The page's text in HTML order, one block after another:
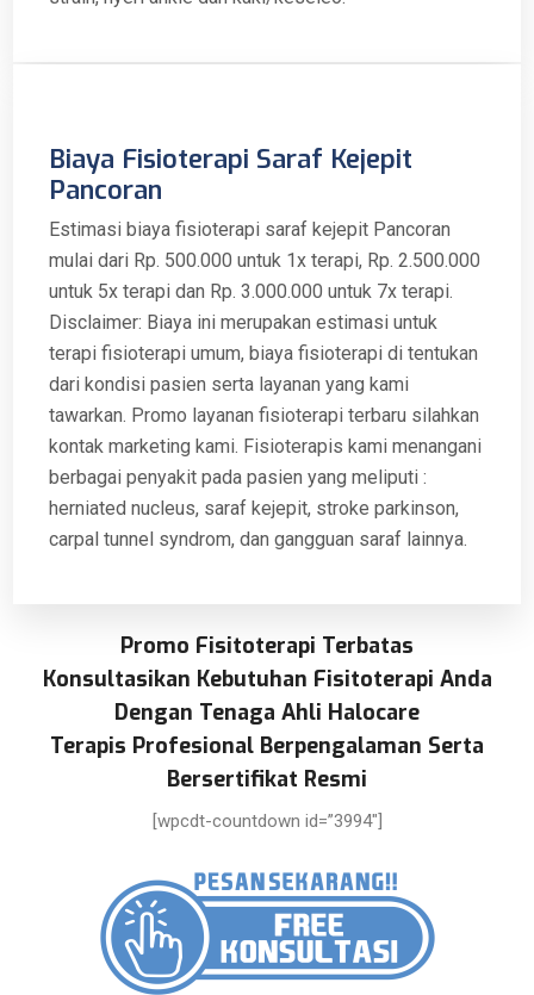
Biaya Fisioterapi Saraf Kejepit
Pancoran
Estimasi biaya fisioterapi saraf kejepit Pancoran
mulai dari Rp. 500.000 untuk 1x terapi, Rp. 2.500.000
untuk 5x terapi dan Rp. 3.000.000 untuk 7x terapi.
Disclaimer: Biaya ini merupakan estimasi untuk
terapi fisioterapi umum, biaya fisioterapi di tentukan
dari kondisi pasien serta layanan yang kami
tawarkan. Promo layanan fisioterapi terbaru silahkan
kontak marketing kami. Fisioterapis kami menangani
berbagai penyakit pada pasien yang meliputi :
herniated nucleus, saraf kejepit, stroke parkinson,
carpal tunnel syndrom, dan gangguan saraf lainnya.
Promo Fisitoterapi Terbatas
Konsultasikan Kebutuhan Fisitoterapi Anda
Dengan Tenaga Ahli Halocare
Terapis Profesional Berpengalaman Serta
Bersertifikat Resmi
[wpcdt-countdown id=”3994″]